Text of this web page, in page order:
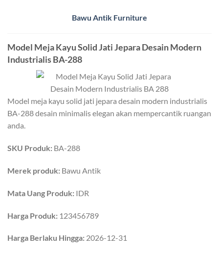
Bawu Antik Furniture
Model Meja Kayu Solid Jati Jepara Desain Modern
Industrialis BA-288
Model meja kayu solid jati jepara desain modern industrialis
BA-288 desain minimalis elegan akan mempercantik ruangan
anda.
SKU Produk: BA-288
Merek produk: Bawu Antik
Mata Uang Produk: IDR
Harga Produk: 123456789
Harga Berlaku Hingga: 2026-12-31